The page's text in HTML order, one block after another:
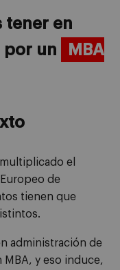
tener en
por un
MBA
el
de
tienen que
administración de
y eso induce,